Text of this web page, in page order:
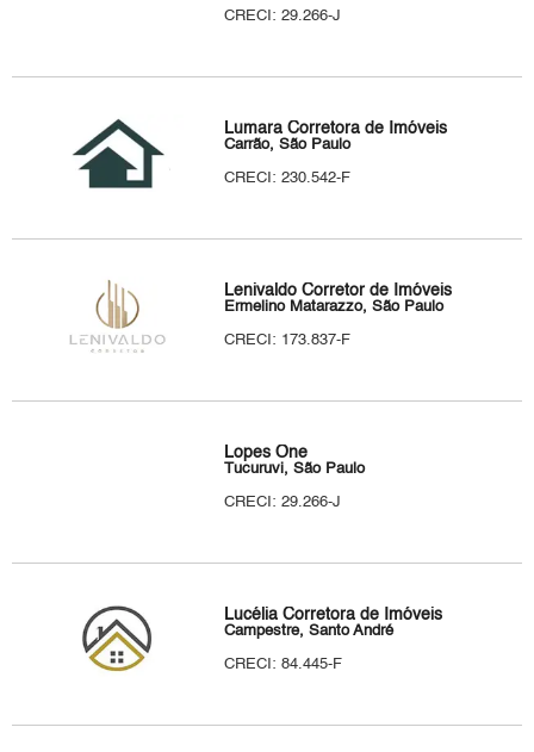
CRECI: 29.266-J
Lumara Corretora de Imóveis
Carrão, São Paulo
CRECI: 230.542-F
Lenivaldo Corretor de Imóveis
Ermelino Matarazzo, São Paulo
CRECI: 173.837-F
Lopes One
Tucuruvi, São Paulo
CRECI: 29.266-J
Lucélia Corretora de Imóveis
Campestre, Santo André
CRECI: 84.445-F